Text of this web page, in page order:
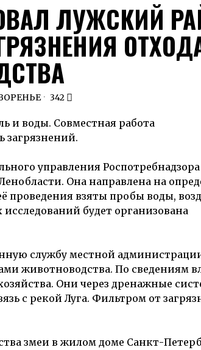
ЛУЖСКИЙ
342
и воды. Совместная работа
загрязнений.
управления
Она направлена на
проведения взяты пробы воды,
будет организована
службу местной
животноводства. По сведениям
Они через дренажные
с рекой Луга. Фильтром от
змеи в жилом доме Санкт-